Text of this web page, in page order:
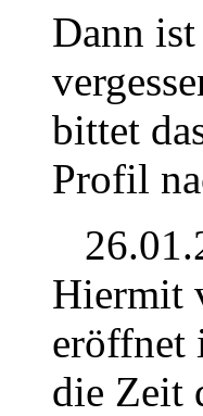
Dann
bittet
Profil
Hiermit
eröffnet
die Zeit